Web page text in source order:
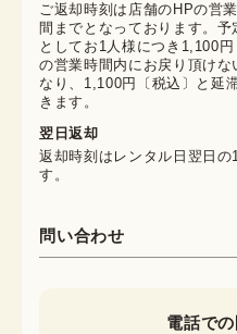
ご返却時刻は店舗のHPの営
間までとなっております。
としてお1人様につき1,100
の営業時間内にお戻り頂け
なり、1,100円〔税込〕と延
きます。
翌日返却
返却時刻はレンタル日翌日
す。
問い合わせ
電話で